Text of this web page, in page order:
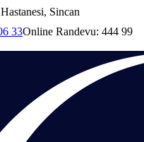
Sincan
33Online Randevu: 444 99